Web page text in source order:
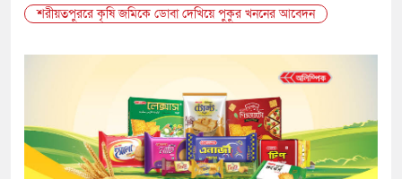
শরীয়তপুররে কৃষি জমিকে ডোবা দেখিয়ে পুকুর খননের আবেদন